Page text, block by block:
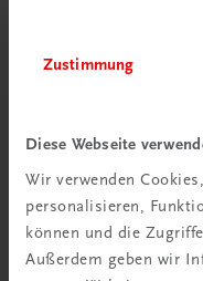
Zustimmung
Diese Webseite
Wir verwenden
personalisieren,
können und die
Außerdem geben wir
Hörprobe:
Hörprobe:
Hörprobe:
Hörprobe: Der